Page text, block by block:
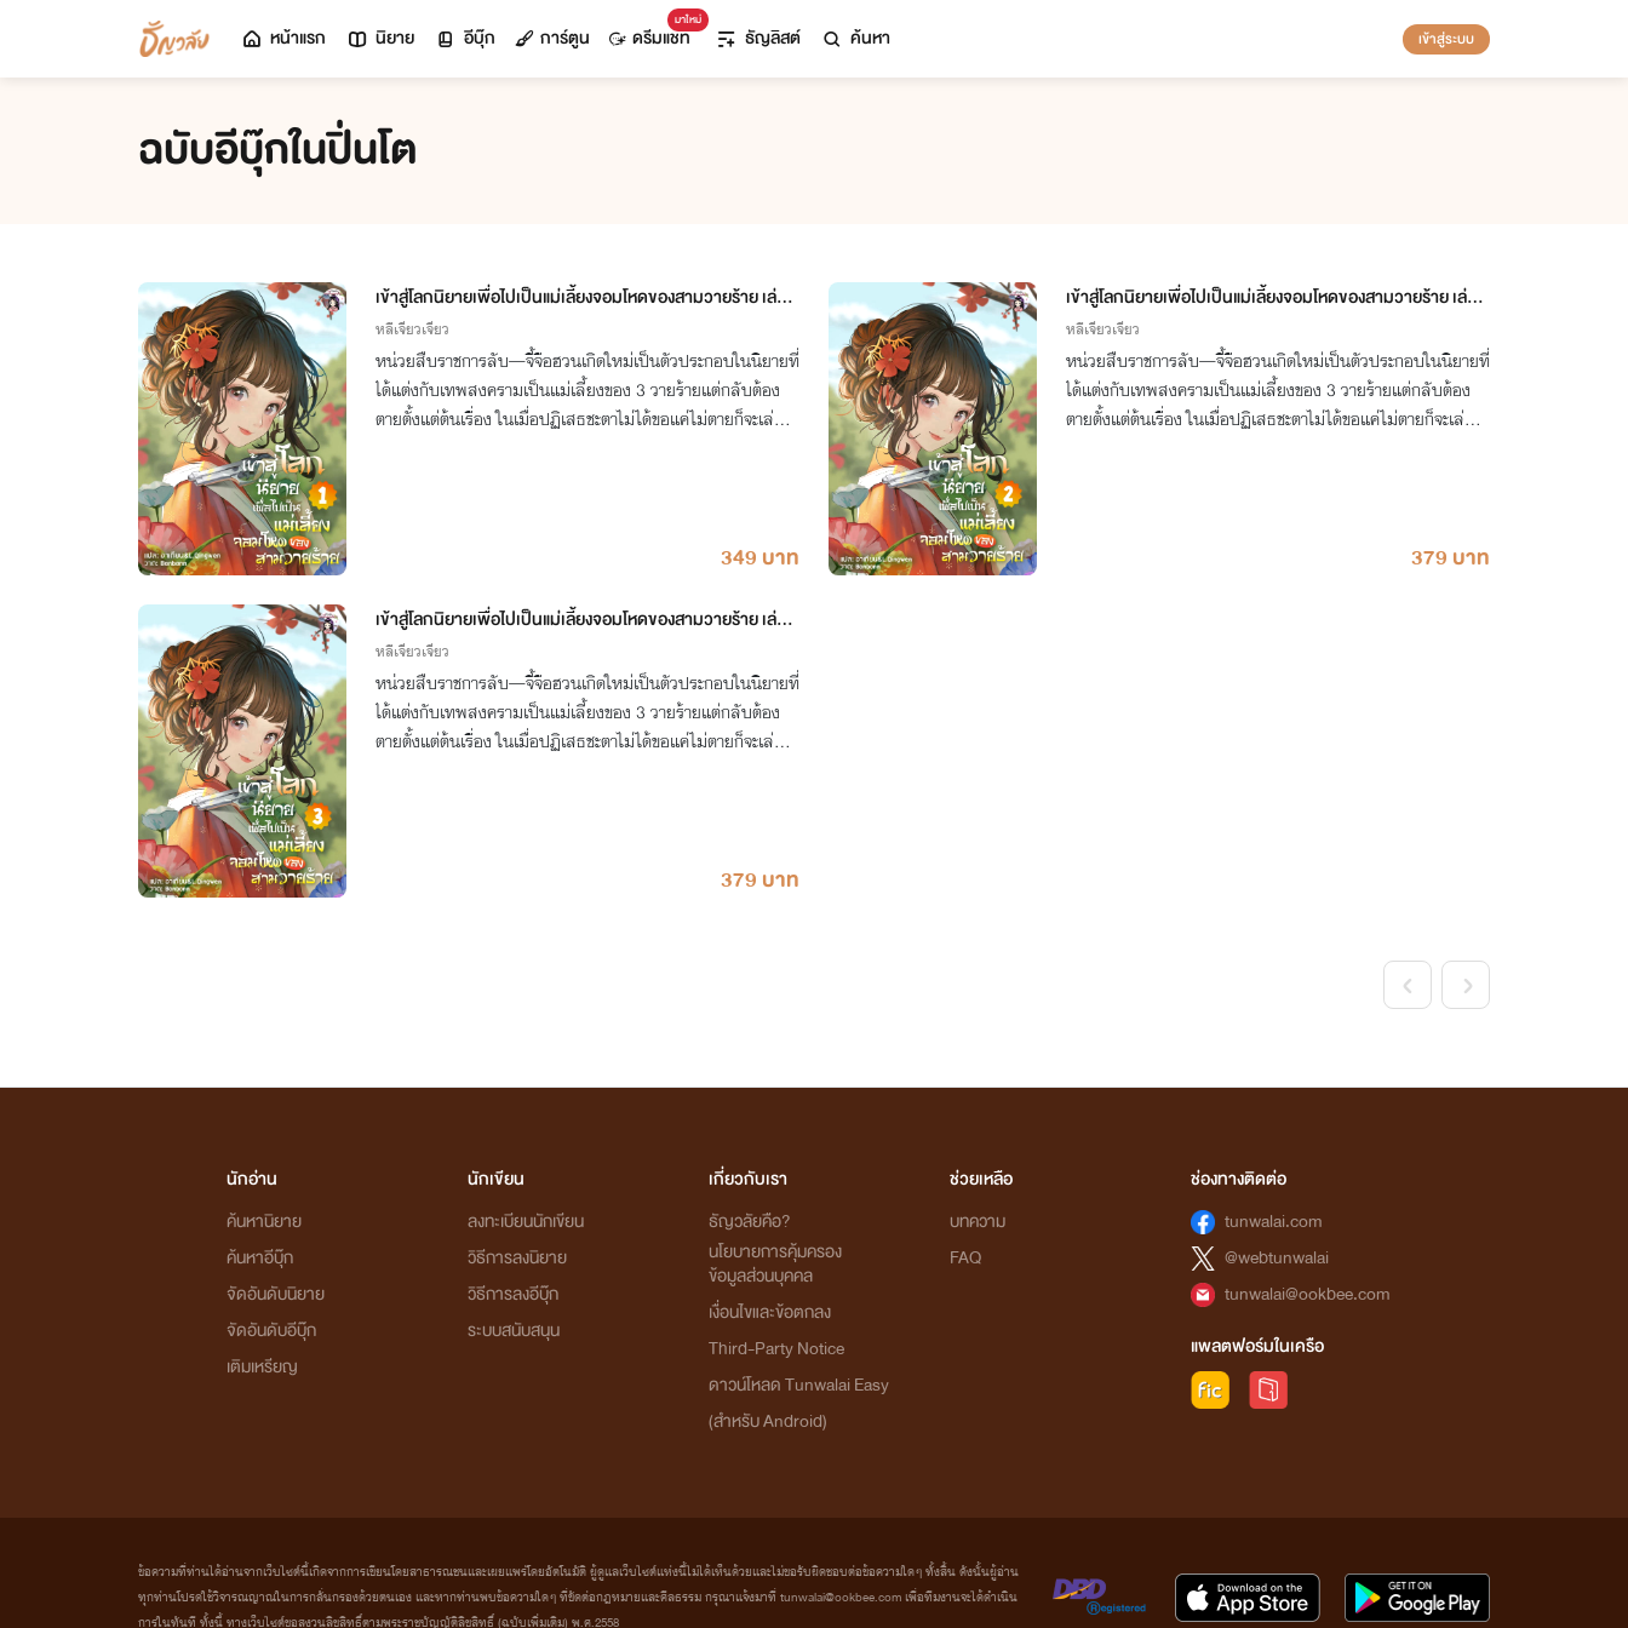
หน้าแรก นิยาย อีบุ๊ก การ์ตูน
มาใหม่
ดรีมแชท ธัญลิสต์ ค้นหา เข้าสู่ระบบ
ฉบับอีบุ๊กในปิ่นโต
เข้าสู่โลกนิยายเพื่อไปเป็นแม่เลี้ยงจอมโหดของสามวายร้าย เล่ม
1
หลีเจียวเจียว
หน่วยสืบราชการลับ—จี้จือฮวนเกิดใหม่เป็นตัวประกอบในนิยายที่
ได้แต่งกับเทพสงครามเป็นแม่เลี้ยงของ 3 วายร้ายแต่กลับต้อง
ตายตั้งแต่ต้นเรื่อง ในเมื่อปฏิเสธชะตาไม่ได้ขอแค่ไม่ตายก็จะเล่น
349 บาท
เข้าสู่โลกนิยายเพื่อไปเป็นแม่เลี้ยงจอมโหดของสามวายร้าย เล่ม
2
หลีเจียวเจียว
หน่วยสืบราชการลับ—จี้จือฮวนเกิดใหม่เป็นตัวประกอบในนิยายที่
ได้แต่งกับเทพสงครามเป็นแม่เลี้ยงของ 3 วายร้ายแต่กลับต้อง
ตายตั้งแต่ต้นเรื่อง ในเมื่อปฏิเสธชะตาไม่ได้ขอแค่ไม่ตายก็จะเล่น
379 บาท
เข้าสู่โลกนิยายเพื่อไปเป็นแม่เลี้ยงจอมโหดของสามวายร้าย เล่ม
3
หลีเจียวเจียว
หน่วยสืบราชการลับ—จี้จือฮวนเกิดใหม่เป็นตัวประกอบในนิยายที่
ได้แต่งกับเทพสงครามเป็นแม่เลี้ยงของ 3 วายร้ายแต่กลับต้อง
ตายตั้งแต่ต้นเรื่อง ในเมื่อปฏิเสธชะตาไม่ได้ขอแค่ไม่ตายก็จะเล่น
379 บาท
< >
นักอ่าน
ค้นหานิยาย
ค้นหาอีบุ๊ก
จัดอันดับนิยาย
จัดอันดับอีบุ๊ก
เติมเหรียญ
นักเขียน
ลงทะเบียนนักเขียน
วิธีการลงนิยาย
วิธีการลงอีบุ๊ก
ระบบสนับสนุน
เกี่ยวกับเรา
ธัญวลัยคือ?
นโยบายการคุ้มครอง
ข้อมูลส่วนบุคคล
เงื่อนไขและข้อตกลง
Third-Party Notice
ดาวน์โหลด Tunwalai Easy
(สำหรับ Android)
ช่วยเหลือ
บทความ
FAQ
ช่องทางติดต่อ
tunwalai.com
@webtunwalai
tunwalai@ookbee.com
แพลตฟอร์มในเครือ
ข้อความที่ท่านได้อ่านจากเว็บไซต์นี้เกิดจากการเขียนโดยสาธารณชนและเผยแพร่โดยอัตโนมัติ ผู้ดูแลเว็บไซต์แห่งนี้ไม่ได้เห็นด้วยและไม่ขอรับผิดชอบต่อข้อความใดๆ ทั้งสิ้น ดังนั้นผู้อ่าน
ทุกท่านโปรดใช้วิจารณญาณในการกลั่นกรองด้วยตนเอง และหากท่านพบข้อความใดๆ ที่ขัดต่อกฎหมายและศีลธรรม กรุณาแจ้งมาที่ tunwalai@ookbee.com เพื่อทีมงานจะได้ดำเนิน
การในทันที ทั้งนี้ ทางเว็บไซต์ขอสงวนลิขสิทธิ์ตามพระราชบัญญัติลิขสิทธิ์ (ฉบับเพิ่มเติม) พ.ศ.2558